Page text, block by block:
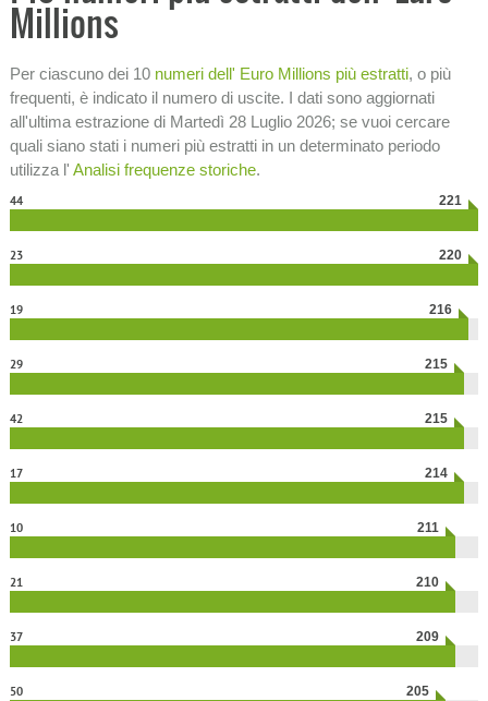
Millions
Per ciascuno dei 10 numeri dell' Euro Millions più estratti, o più
frequenti, è indicato il numero di uscite. I dati sono aggiornati
all'ultima estrazione di Martedì 28 Luglio 2026; se vuoi cercare
quali siano stati i numeri più estratti in un determinato periodo
utilizza l' Analisi frequenze storiche.
44 221
23 220
19 216
29 215
42 215
17 214
10 211
21 210
37 209
50 205